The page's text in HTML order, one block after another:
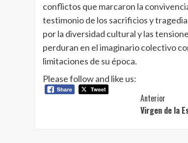
conflictos que marcaron la
testimonio de los sacrificios y
por la diversidad cultural y las
perduran en el imaginario colectivo
limitaciones de su época.
Please follow and like us:
de
Anterior
Virgen de la